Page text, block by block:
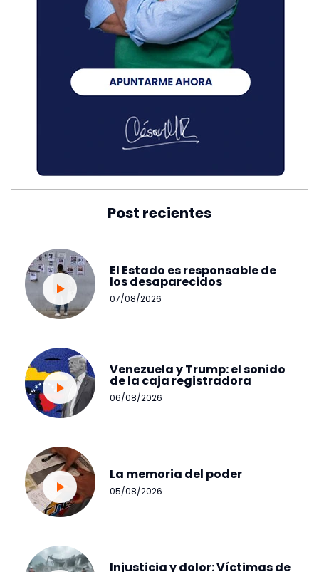
Post recientes
El Estado es responsable de
los desaparecidos
07/08/2026
Venezuela y Trump: el sonido
de la caja registradora
06/08/2026
La memoria del poder
05/08/2026
Injusticia y dolor: Víctimas de